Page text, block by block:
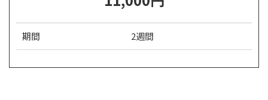
期間 2週間